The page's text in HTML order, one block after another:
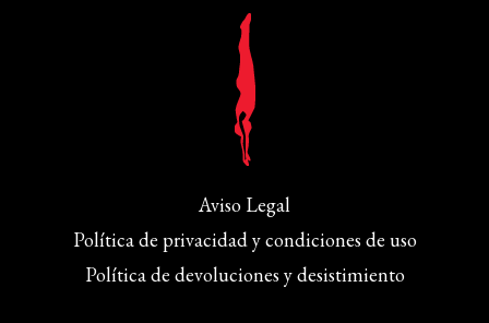
Aviso Legal
Política de privacidad y condiciones de uso
Política de devoluciones y desistimiento